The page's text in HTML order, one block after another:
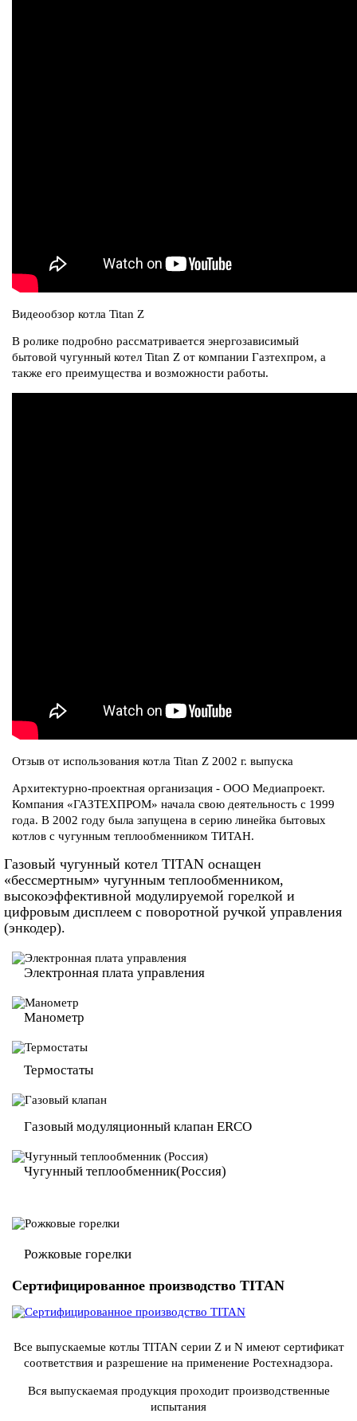
Видеообзор котла Titan Z
В ролике подробно рассматривается энергозависимый
бытовой чугунный котел Titan Z от компании Газтехпром, а
также его преимущества и возможности работы.
Отзыв от использования котла Titan Z 2002 г. выпуска
Архитектурно-проектная организация - ООО Медиапроект.
Компания «ГАЗТЕХПРОМ» начала свою деятельность с 1999
года. В 2002 году была запущена в серию линейка бытовых
котлов с чугунным теплообменником ТИТАН.
Газовый чугунный котел TITAN оснащен
«бессмертным» чугунным теплообменником,
высокоэффективной модулируемой горелкой и
цифровым дисплеем с поворотной ручкой управления
(энкодер).
Электронная плата управления
Манометр
Термостаты
Газовый модуляционный клапан ERCO
Чугунный теплообменник(Россия)
Рожковые горелки
Сертифицированное производство TITAN
Все выпускаемые котлы TITAN серии Z и N имеют сертификат
соответствия и разрешение на применение Ростехнадзора.
Вся выпускаемая продукция проходит производственные
испытания